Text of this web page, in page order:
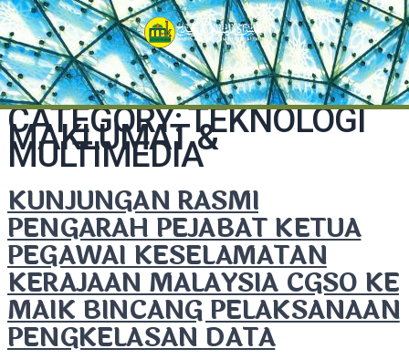
CATEGORY:TEKNOLOGI
MAKLUMAT &
MULTIMEDIA
KUNJUNGAN RASMI
PENGARAH PEJABAT KETUA
PEGAWAI KESELAMATAN
KERAJAAN MALAYSIA CGSO KE
MAIK BINCANG PELAKSANAAN
PENGKELASAN DATA